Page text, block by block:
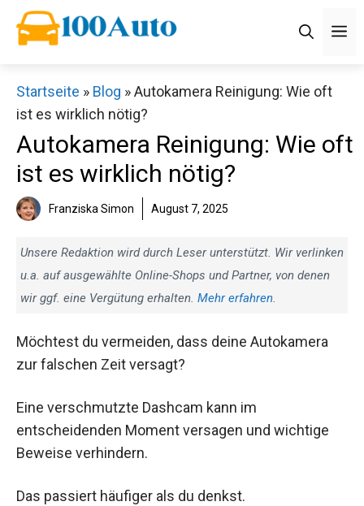
Zum
Inhalt
Startseite » Blog »Autokamera Reinigung: Wie oft
ist es wirklich nötig?
Autokamera Reinigung: Wie oft
ist es wirklich nötig?
Franziska Simon August 7, 2025
Unsere Redaktion wird durch Leser unterstützt. Wir verlinken
u.a. auf ausgewählte Online-Shops und Partner, von denen
wir ggf. eine Vergütung erhalten. Mehr erfahren.
Möchtest du vermeiden, dass deine Autokamera
zur falschen Zeit versagt?
Eine verschmutzte Dashcam kann im
entscheidenden Moment versagen und wichtige
Beweise verhindern.
Das passiert häufiger als du denkst.